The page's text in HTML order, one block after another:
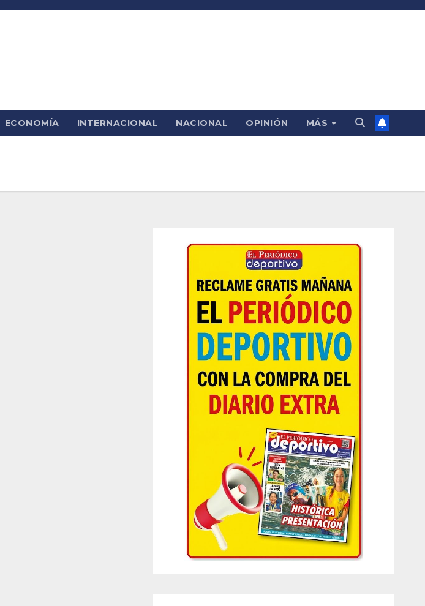
ECONOMÍA INTERNACIONAL NACIONAL OPINIÓN MÁS